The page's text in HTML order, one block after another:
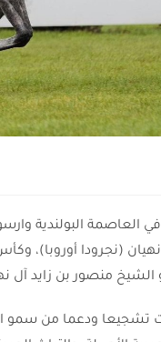
(نجرودا أوروبا)،
منصور بن زايد آل
تشجيعا ودعما من سمو